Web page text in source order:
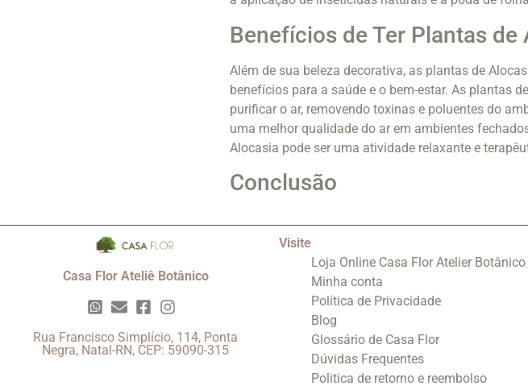
Benefícios de Ter Plantas de
Além de sua beleza decorativa, as plantas de
benefícios para a saúde e o bem-estar. As plantas
purificar o ar, removendo toxinas e poluentes do
uma melhor qualidade do ar em ambientes
Alocasia pode ser uma atividade relaxante e
Conclusão
Casa Flor Ateliê Botânico
Rua Francisco Simplício, 114, Ponta
Negra, Natal-RN, CEP: 59090-315
Visite
Loja Online Casa Flor Atelier Botânico
Minha conta
Política de Privacidade
Blog
Glossário de Casa Flor
Dúvidas Frequentes
Politica de retorno e reembolso